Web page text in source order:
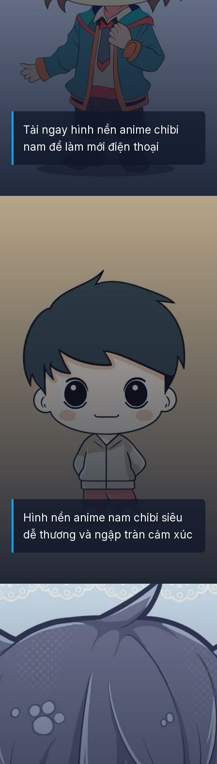
Tải ngay hình nền anime chibi
nam để làm mới điện thoại
Hình nền anime nam chibi siêu
dễ thương và ngập tràn cảm xúc
Đang mở https://giaydabonghana.com/hinh-nen-chibi-cute